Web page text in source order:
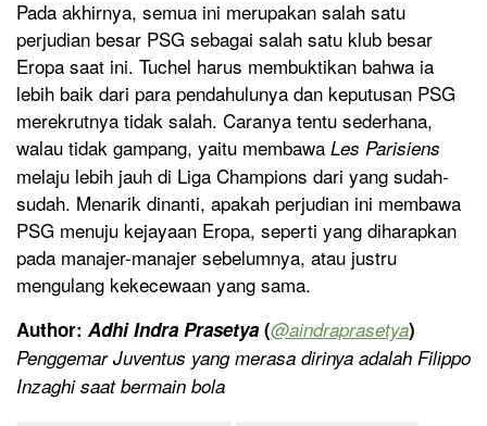
Pada akhirnya, semua ini merupakan salah satu
perjudian besar PSG sebagai salah satu klub besar
Eropa saat ini. Tuchel harus membuktikan bahwa ia
lebih baik dari para pendahulunya dan keputusan PSG
merekrutnya tidak salah. Caranya tentu sederhana,
walau tidak gampang, yaitu membawa Les Parisiens
melaju lebih jauh di Liga Champions dari yang sudah-
sudah. Menarik dinanti, apakah perjudian ini membawa
PSG menuju kejayaan Eropa, seperti yang diharapkan
pada manajer-manajer sebelumnya, atau justru
mengulang kekecewaan yang sama.
Author: Adhi Indra Prasetya (@aindraprasetya)
Penggemar Juventus yang merasa dirinya adalah Filippo
Inzaghi saat bermain bola